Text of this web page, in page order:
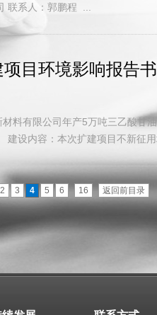
联系人：郭鹏程 ...
目环境影响报告
料有限公司年产5万吨三乙酸
容：本次扩建项目不新征用
2 3 4 5 6 16 返回前目录